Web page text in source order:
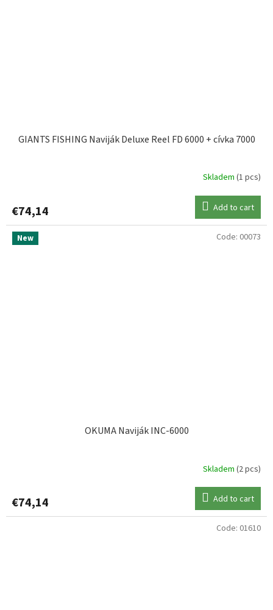
GIANTS FISHING Naviják Deluxe Reel FD 6000 + cívka 7000
Skladem (1 pcs)
€74,14 Add to cart
New
OKUMA Naviják INC-6000
Skladem (2 pcs)
€74,14 Add to cart
Code: 00073
Code: 01610